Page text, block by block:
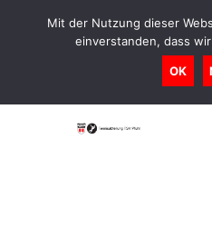
0731-
Mit der Nutzung dieser
einverstanden, dass
OK